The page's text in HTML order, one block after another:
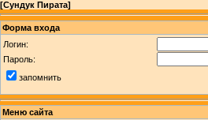
[Сундук Пирата]
Форма входа
Логин:
Пароль:
запомнить
Меню сайта